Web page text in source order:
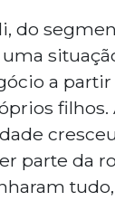
do
a
filhos.
parte da